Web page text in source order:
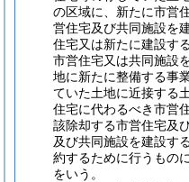
の区域に、新たに市営
営住宅及び共同施設を
住宅又は新たに建設す
市営住宅又は共同施設
地に新たに整備する事
ていた土地に近接する
住宅に代わるべき市営
該除却する市営住宅及
及び共同施設を建設す
約するために行うもの
をいう。